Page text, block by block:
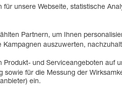
unsere Webseite, statistische
Partnern, um Ihnen
auszuwerten,
Produkt- und Serviceangeboten auf
sowie für die Messung der
ein.